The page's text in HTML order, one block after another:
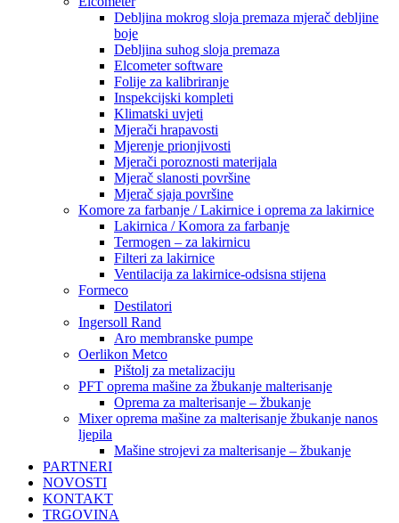
Debljina mokrog sloja premaza mjerač debljine
boje
Debljina suhog sloja premaza
Elcometer software
Folije za kalibriranje
Inspekcijski kompleti
Klimatski uvjeti
Mjerači hrapavosti
Mjerenje prionjivosti
Mjerači poroznosti materijala
Mjerač slanosti površine
Mjerač sjaja površine
Komore za farbanje / Lakirnice i oprema za lakirnice
Lakirnica / Komora za farbanje
Termogen – za lakirnicu
Filteri za lakirnice
Ventilacija za lakirnice-odsisna stijena
Formeco
Destilatori
Ingersoll Rand
Aro membranske pumpe
Oerlikon Metco
Pištolj za metalizaciju
PFT oprema mašine za žbukanje malterisanje
Oprema za malterisanje – žbukanje
Mixer oprema mašine za malterisanje žbukanje nanos
ljepila
Mašine strojevi za malterisanje – žbukanje
PARTNERI
NOVOSTI
KONTAKT
TRGOVINA